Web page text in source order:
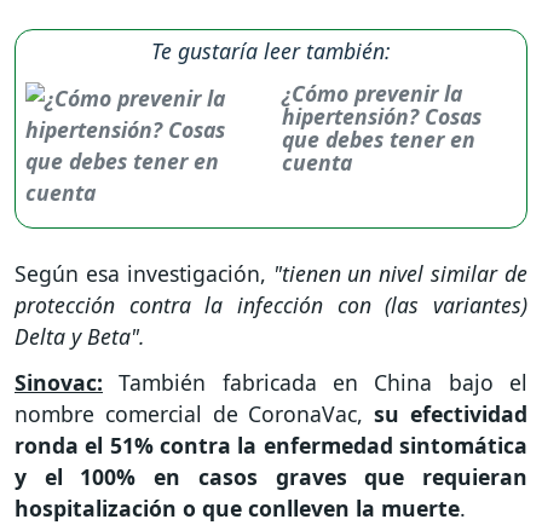
Te gustaría leer también:
¿Cómo prevenir la
hipertensión? Cosas
que debes tener en
cuenta
Según esa investigación, "tienen un nivel similar de
protección contra la infección con (las variantes)
Delta y Beta".
Sinovac: También fabricada en China bajo el
nombre comercial de CoronaVac,su efectividad
ronda el 51% contra la enfermedad sintomática
y el 100% en casos graves que requieran
hospitalización o que conlleven la muerte.